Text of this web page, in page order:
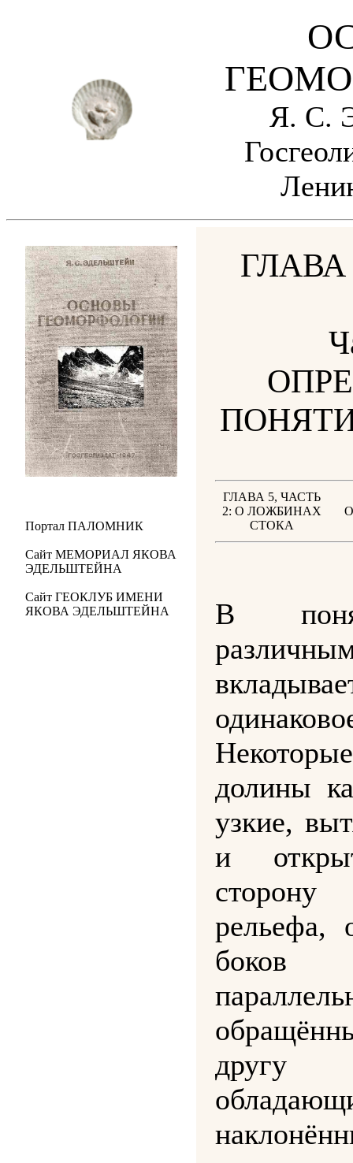
Я. С.
Портал ПАЛОМНИК
Сайт МЕМОРИАЛ ЯКОВА
ЭДЕЛЬШТЕЙНА
Сайт ГЕОКЛУБ ИМЕНИ
ЯКОВА ЭДЕЛЬШТЕЙНА
ГЛАВА 5, ЧАСТЬ
2: О ЛОЖБИНАХ
СТОКА
В
Некоторые
долины
узкие,
и
рельефа,
другу